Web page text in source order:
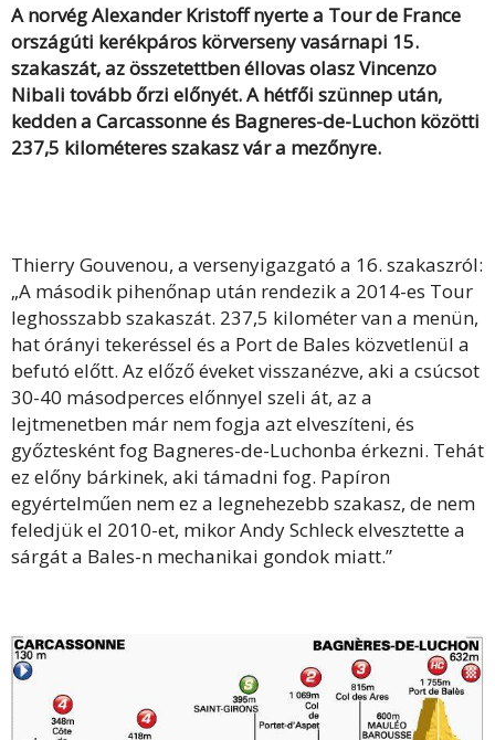
A norvég Alexander Kristoff nyerte a Tour de France
országúti kerékpáros körverseny vasárnapi 15.
szakaszát, az összetettben éllovas olasz Vincenzo
Nibali tovább őrzi előnyét. A hétfői szünnep után,
kedden a Carcassonne és Bagneres-de-Luchon közötti
237,5 kilométeres szakasz vár a mezőnyre.
Thierry Gouvenou, a versenyigazgató a 16. szakaszról:
„A második pihenőnap után rendezik a 2014-es Tour
leghosszabb szakaszát. 237,5 kilométer van a menün,
hat órányi tekeréssel és a Port de Bales közvetlenül a
befutó előtt. Az előző éveket visszanézve, aki a csúcsot
30-40 másodperces előnnyel szeli át, az a
lejtmenetben már nem fogja azt elveszíteni, és
győztesként fog Bagneres-de-Luchonba érkezni. Tehát
ez előny bárkinek, aki támadni fog. Papíron
egyértelműen nem ez a legnehezebb szakasz, de nem
feledjük el 2010-et, mikor Andy Schleck elvesztette a
sárgát a Bales-n mechanikai gondok miatt.”